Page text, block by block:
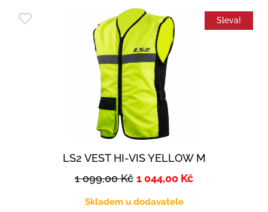
Sleva!
LS2 VEST HI-VIS YELLOW M
1 099,00Kč 1 044,00 Kč
Skladem u dodavatele